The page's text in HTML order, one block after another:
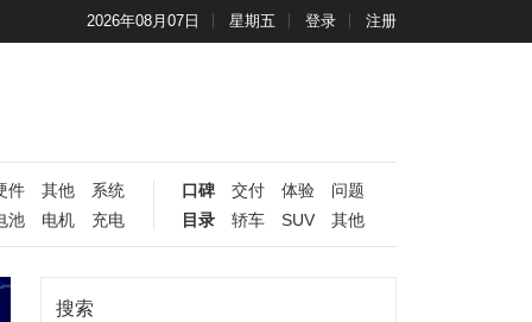
2026年08月07日 星期五 登录 注册
件 其他
系统
池
电机 充电
口碑 交付 体验
问题
目录
轿车 SUV 其他
搜索